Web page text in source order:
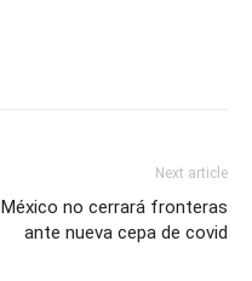
Next article
México no cerrará fronteras
ante nueva cepa de covid